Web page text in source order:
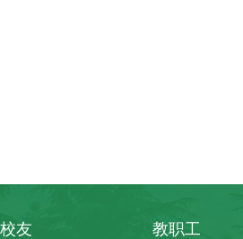
校友 教职工